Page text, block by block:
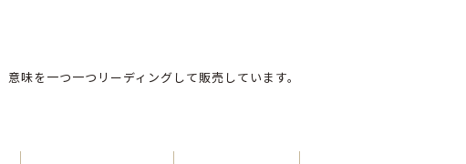
味を一つ一つリーディングして販売しています。